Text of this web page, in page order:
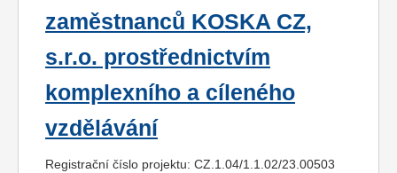
zaměstnanců KOSKA CZ,
s.r.o. prostřednictvím
komplexního a cíleného
vzdělávání
Registrační číslo projektu: CZ.1.04/1.1.02/23.00503